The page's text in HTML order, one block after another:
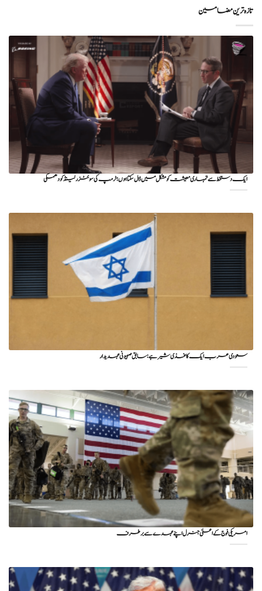
تازہ ترین مضامین
ایک دستخط سے تمہاری معیشت کو مشکل میں ڈال سکتا ہوں؛ ٹرمپ کی سوئٹزرلینڈ کو دھمکی
سعودی عرب ایک کاغذی شیر ہے: سابق صہیونی عہدیدار
امریکی فوج کے اعلیٰ جنرل اپنے عہدے سے برطرف